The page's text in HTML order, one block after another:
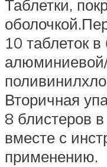
Таблетки,
10 таблеток
Вторичная
8 блистеров
вместе с
применению.